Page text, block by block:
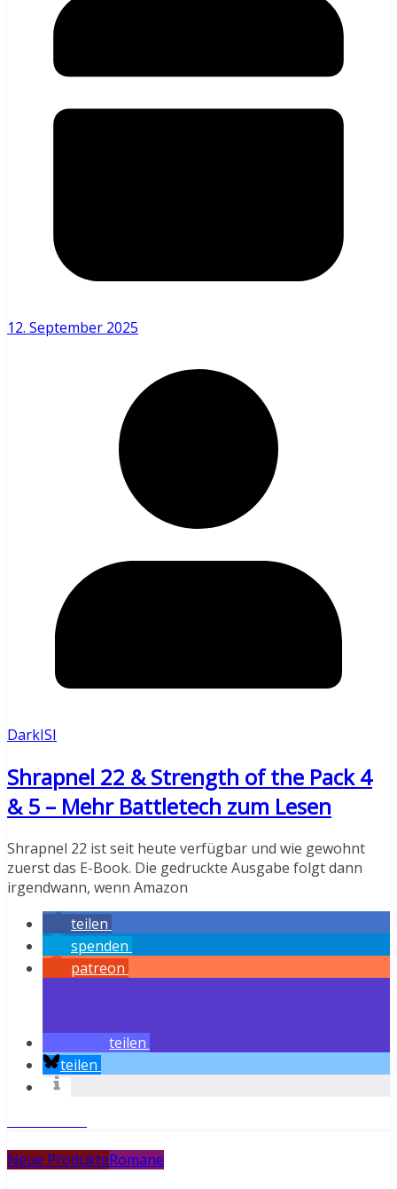
12. September 2025
DarkISI
Shrapnel 22 & Strength of the Pack 4
& 5 – Mehr Battletech zum Lesen
Shrapnel 22 ist seit heute verfügbar und wie gewohnt
zuerst das E-Book. Die gedruckte Ausgabe folgt dann
irgendwann, wenn Amazon
teilen
spenden
patreon
teilen
teilen
Neue ProdukteRomane